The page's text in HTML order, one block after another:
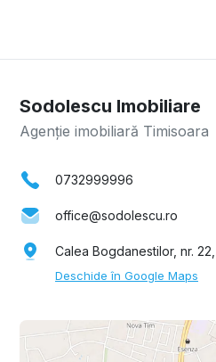
Sodolescu Imobiliare
Agenție imobiliară Timisoara
0732999996
office@sodolescu.ro
Calea Bogdanestilor, nr.
Deschide în Google Maps